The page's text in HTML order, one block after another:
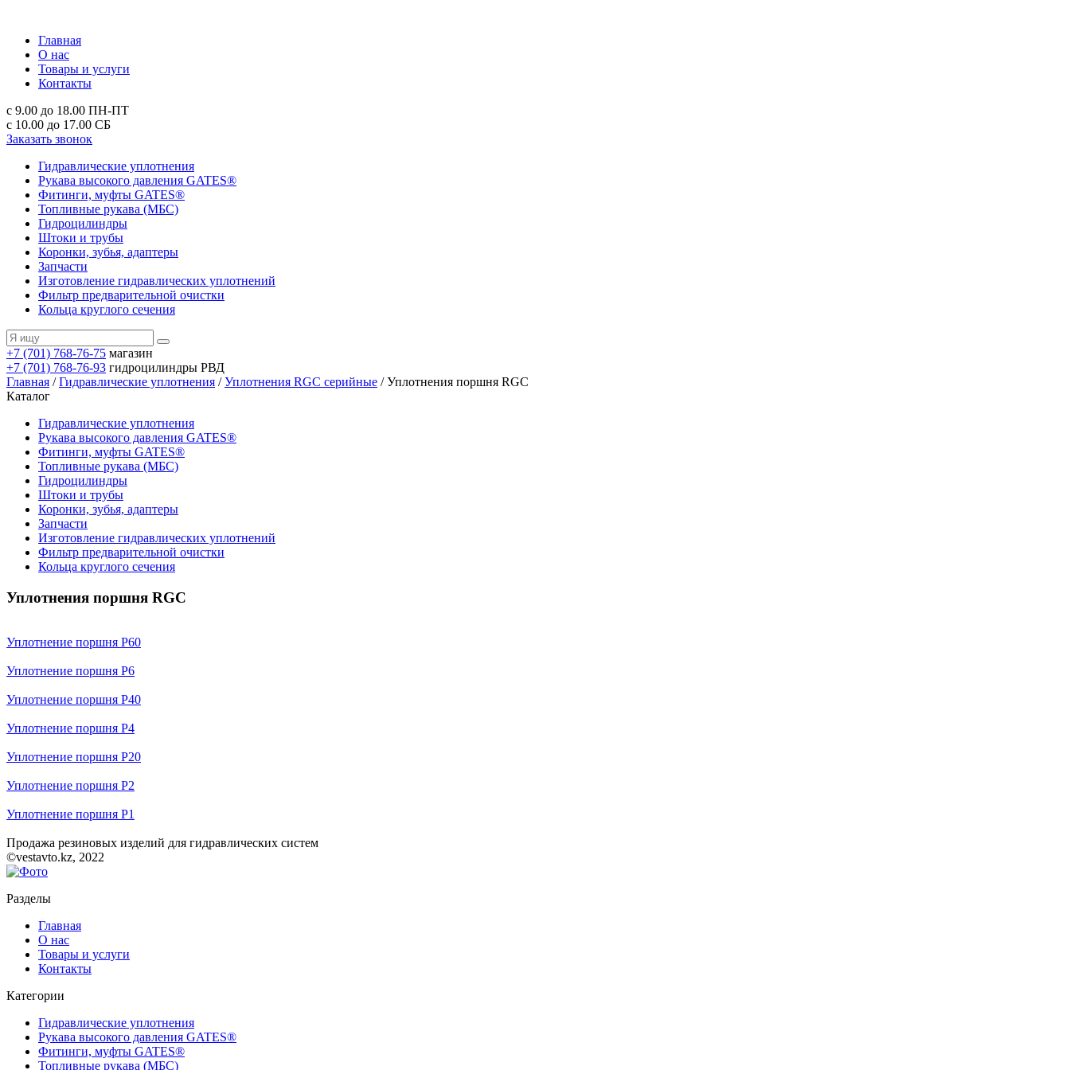
Главная
О нас
Товары и услуги
Контакты
с 9.00 до 18.00 ПН-ПТ
с 10.00 до 17.00 СБ
Заказать звонок
Гидравлические уплотнения
Рукава высокого давления GATES®
Фитинги, муфты GATES®
Топливные рукава (МБС)
Гидроцилиндры
Штоки и трубы
Коронки, зубья, адаптеры
Запчасти
Изготовление гидравлических уплотнений
Фильтр предварительной очистки
Кольца круглого сечения
+7 (701) 768-76-75 магазин
+7 (701) 768-76-93 гидроцилиндры РВД
Главная /Гидравлические уплотнения /Уплотнения RGC серийные / Уплотнения поршня RGC
Каталог
Гидравлические уплотнения
Рукава высокого давления GATES®
Фитинги, муфты GATES®
Топливные рукава (МБС)
Гидроцилиндры
Штоки и трубы
Коронки, зубья, адаптеры
Запчасти
Изготовление гидравлических уплотнений
Фильтр предварительной очистки
Кольца круглого сечения
Уплотнения поршня RGC
Уплотнение поршня P60
Уплотнение поршня P6
Уплотнение поршня P40
Уплотнение поршня P4
Уплотнение поршня P20
Уплотнение поршня P2
Уплотнение поршня P1
Продажа резиновых изделий для гидравлических систем
©vestavto.kz, 2022
Разделы
Главная
О нас
Товары и услуги
Контакты
Категории
Гидравлические уплотнения
Рукава высокого давления GATES®
Фитинги, муфты GATES®
Топливные рукава (МБС)